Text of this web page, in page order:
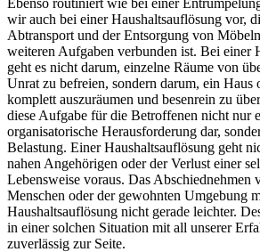
wir auch bei einer Haushaltsauflösung vor,
Abtransport und der Entsorgung von
weiteren Aufgaben verbunden ist. Bei einer
geht es nicht darum, einzelne Räume von
Unrat zu befreien, sondern darum, ein Haus
komplett auszuräumen und besenrein zu
diese Aufgabe für die Betroffenen nicht nur
organisatorische Herausforderung dar,
Belastung. Einer Haushaltsauflösung geht
nahen Angehörigen oder der Verlust einer
Lebensweise voraus. Das Abschiednehmen
Menschen oder der gewohnten Umgebung
Haushaltsauflösung nicht gerade leichter.
in einer solchen Situation mit all unserer
zuverlässig zur Seite.